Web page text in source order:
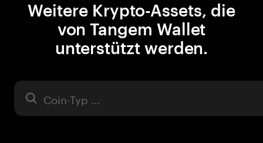
Weitere Krypto-Assets, die
von Tangem Wallet
unterstützt werden.
Asset